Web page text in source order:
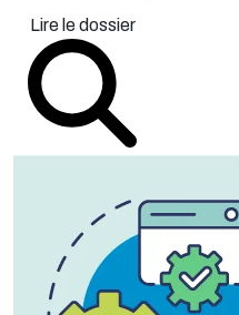
Lire le dossier